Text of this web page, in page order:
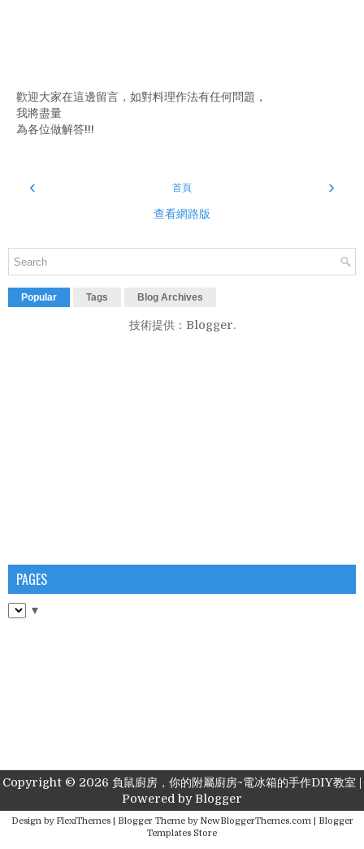
歡迎大家在這邊留言，如對料理作法有任何問題，
我將盡量
為各位做解答!!!
‹ ›
首頁
查看網路版
Popular Tags Blog Archives
技術提供： Blogger.
PAGES
▼
Copyright © 2026 負鼠廚房，你的附屬廚房~電冰箱的手作DIY教室
Powered byBlogger
Design by FlexiThemes| Blogger Theme by NewBloggerThemes.com|
Blogger
Templates Store